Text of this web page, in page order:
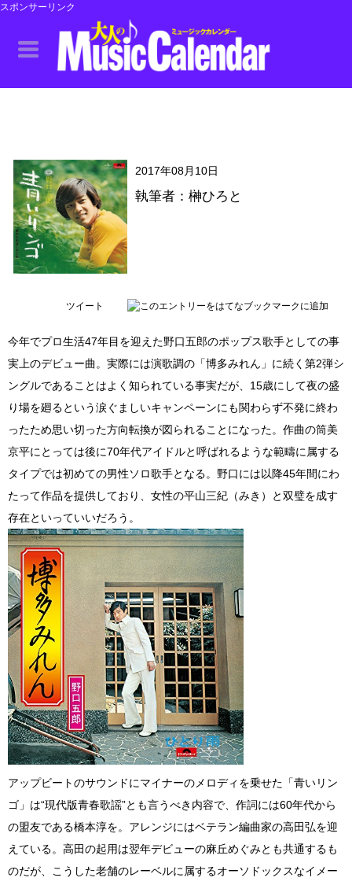
スポンサーリンク
2017年08月10日
執筆者：榊ひろと
ツイート
今年でプロ生活47年目を迎えた野口五郎のポップス歌手としての事
実上のデビュー曲。実際には演歌調の「博多みれん」に続く第2弾シ
ングルであることはよく知られている事実だが、15歳にして夜の盛
り場を廻るという涙ぐましいキャンペーンにも関わらず不発に終わ
ったため思い切った方向転換が図られることになった。作曲の筒美
京平にとっては後に70年代アイドルと呼ばれるような範疇に属する
タイプでは初めての男性ソロ歌手となる。野口には以降45年間にわ
たって作品を提供しており、女性の平山三紀（みき）と双璧を成す
存在といっていいだろう。
アップビートのサウンドにマイナーのメロディを乗せた「青いリン
ゴ」は“現代版青春歌謡”とも言うべき内容で、作詞には60年代から
の盟友である橋本淳を。アレンジにはベテラン編曲家の高田弘を迎
えている。高田の起用は翌年デビューの麻丘めぐみとも共通するも
のだが、こうした老舗のレーベルに属するオーソドックスなイメー